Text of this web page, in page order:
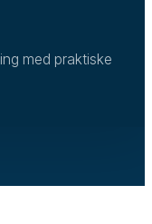
med praktiske